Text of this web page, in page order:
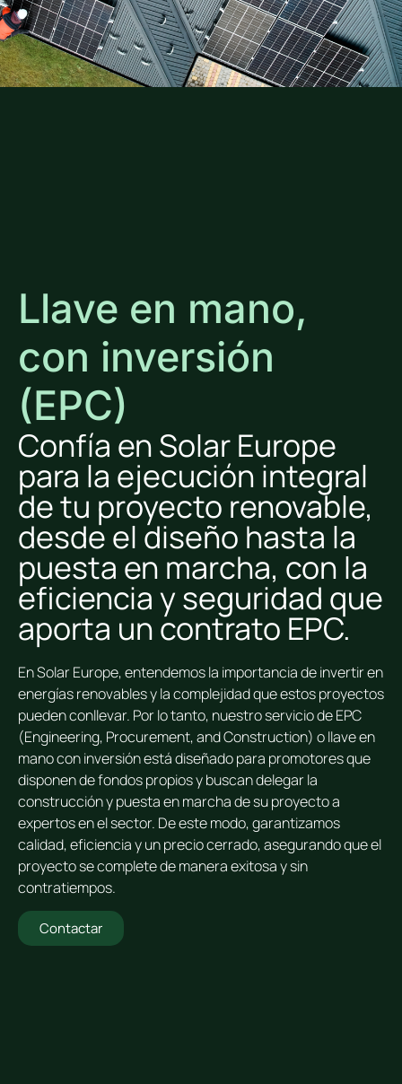
Llave en mano,
con inversión
(EPC)
Confía en Solar Europe
para la ejecución integral
de tu proyecto renovable,
desde el diseño hasta la
puesta en marcha, con la
eficiencia y seguridad que
aporta un contrato EPC.
En Solar Europe, entendemos la importancia de invertir en
energías renovables y la complejidad que estos proyectos
pueden conllevar. Por lo tanto, nuestro servicio de EPC
(Engineering, Procurement, and Construction) o llave en
mano con inversión está diseñado para promotores que
disponen de fondos propios y buscan delegar la
construcción y puesta en marcha de su proyecto a
expertos en el sector. De este modo, garantizamos
calidad, eficiencia y un precio cerrado, asegurando que el
proyecto se complete de manera exitosa y sin
contratiempos.
Contactar